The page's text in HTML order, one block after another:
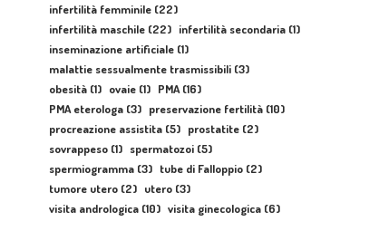
infertilità femminile (22)
infertilità maschile (22) infertilità secondaria (1)
inseminazione artificiale (1)
malattie sessualmente trasmissibili (3)
obesità (1) ovaie (1) PMA (16)
PMA eterologa (3) preservazione fertilità (10)
procreazione assistita (5) prostatite (2)
sovrappeso (1) spermatozoi (5)
spermiogramma (3) tube di Falloppio (2)
tumore utero (2) utero (3)
visita andrologica (10) visita ginecologica (6)